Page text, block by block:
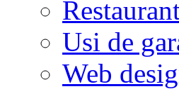
Usi de
Web